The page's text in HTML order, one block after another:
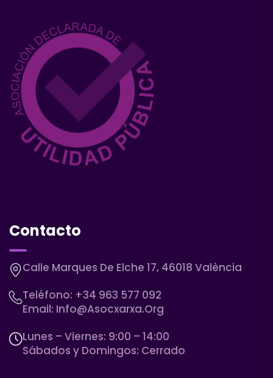
Contacto
Calle Marques De Elche 17, 46018 València
Teléfono: +34 963 577 092
Email: Info@asocxarxa.org
Lunes – Viernes: 9:00 – 14:00
Sábados y Domingos: Cerrado